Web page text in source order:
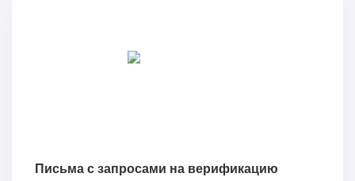
Письма с запросами на верификацию